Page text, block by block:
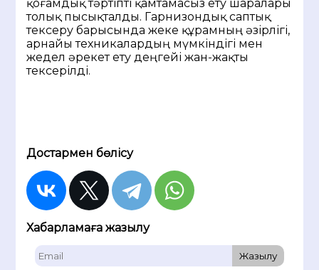
қоғамдық тәртіпті қамтамасыз ету шаралары
толық пысықталды. Гарнизондық саптық
тексеру барысында жеке құрамның әзірлігі,
арнайы техникалардың мүмкіндігі мен
жедел әрекет ету деңгейі жан-жақты
тексерілді.
Достармен бөлісу
Хабарламаға жазылу
Жазылу